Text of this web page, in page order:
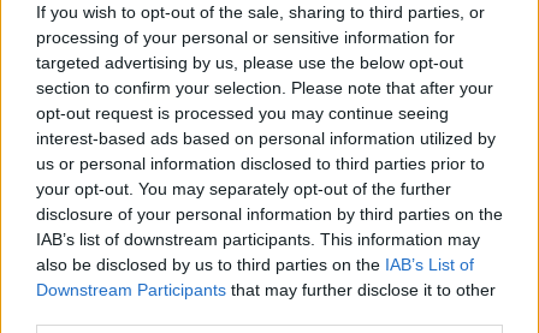
If you wish to opt-out of the sale, sharing to third parties, or
processing of your personal or sensitive information for
targeted advertising by us, please use the below opt-out
section to confirm your selection. Please note that after your
opt-out request is processed you may continue seeing
interest-based ads based on personal information utilized by
us or personal information disclosed to third parties prior to
your opt-out. You may separately opt-out of the further
disclosure of your personal information by third parties on the
IAB’s list of downstream participants. This information may
also be disclosed by us to third parties on the IAB’s List of
Downstream Participants that may further disclose it to other
Όλα αυτά είναι υπό έρευνα, καθώς οι
αστυνομικοί εκτιμούν ότι θα καταφέρουν να
εξιχνιάσουν και άλλες παρόμοιες επιθέσεις που
έγιναν τους τελευταίους 20 μήνες σε ολόκληρη
τη χώρα.
ΔΙΑΦΗΜΙΣΗ